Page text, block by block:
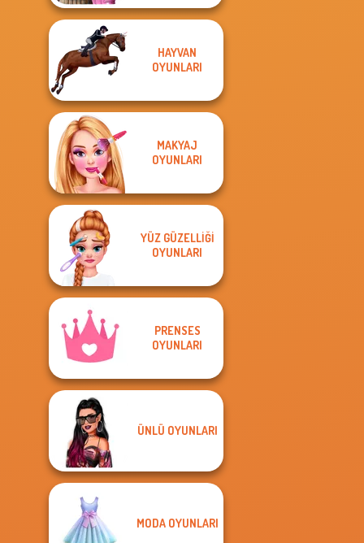
HAYVAN
OYUNLARI
MAKYAJ
OYUNLARI
YÜZ GÜZELLIĞI
OYUNLARI
PRENSES
OYUNLARI
ÜNLÜ OYUNLARI
MODA OYUNLARI